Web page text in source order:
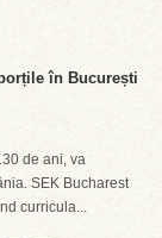
în București
de ani, va
SEK Bucharest
curricula...